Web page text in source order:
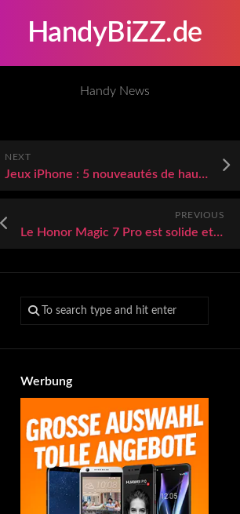
HandyBiZZ.de
Handy News
NEXT
Jeux iPhone : 5 nouveautés de haute volée à découvrir sans plus attendre
PREVIOUS
Le Honor Magic 7 Pro est solide et premium, mais il ne résiste pas à Black Friday (-50%)
Werbung